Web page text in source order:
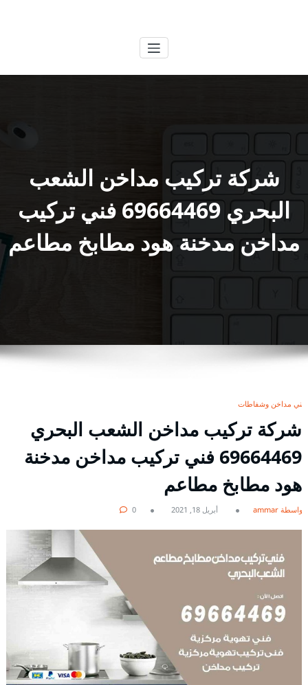
شركة تركيب مداخن الشعب
البحري 69664469 فني تركيب
مداخن مدخنة هود مطابخ مطاعم
فني مداخن وشفاطات
شركة تركيب مداخن الشعب البحري
69664469 فني تركيب مداخن مدخنة
هود مطابخ مطاعم
بواسطة ammar أبريل 18, 2021 0